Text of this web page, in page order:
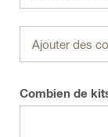
Ajouter des
Combien de